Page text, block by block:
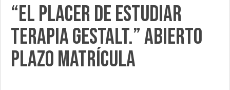
“El placer de estudiar
Terapia Gestalt.” ABIERTO
PLAZO MATRÍCULA